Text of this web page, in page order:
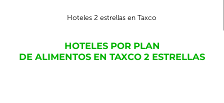
Hoteles 2 estrellas en Taxco
HOTELES POR PLAN
DE ALIMENTOS EN TAXCO 2 ESTRELLAS